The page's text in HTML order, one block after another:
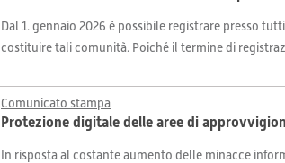
Dal 1. gennaio 2026 è possibile registrare presso
costituire tali comunità. Poiché il termine di
Comunicato stampa
Protezione digitale delle aree di
In risposta al costante aumento delle minacce